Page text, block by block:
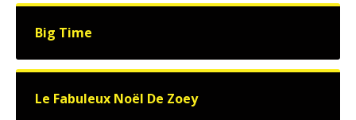
Big Time
Le Fabuleux Noël De Zoey